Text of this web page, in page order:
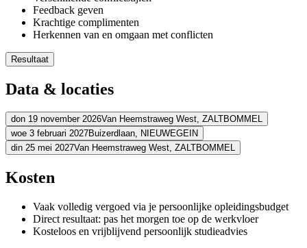
Feedback geven
Krachtige complimenten
Herkennen van en omgaan met conflicten
Resultaat
Je kent jouw gedrag en persoonlijke stijl bij conflicthantering
Je kunt rationeler afwegen hoe jij handelt
Je kunt conflicten effectief hanteren en bespreekbaar maken
Je stuurt conflicten bewuster in de gewenste richting
Data & locaties
don 19 november 2026Van Heemstraweg West, ZALTBOMMEL
Adres
Bekijk route
€ 3.338,94
woe 3 februari 2027Buizerdlaan, NIEUWEGEIN
Adres
Fletcher Hotel-Restaurant Nieuwegein-Utrecht
Prijs
din 25 mei 2027Van Heemstraweg West, ZALTBOMMEL
Adres
Bekijk route
Prijs
Kosten
Vaak volledig vergoed via je persoonlijke opleidingsbudget
Direct resultaat: pas het morgen toe op de werkvloer
Kosteloos en vrijblijvend persoonlijk studieadvies